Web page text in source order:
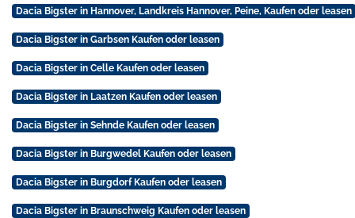
Dacia Bigster in Hannover, Landkreis Hannover, Peine, Kaufen oder leasen
Dacia Bigster in Garbsen Kaufen oder leasen
Dacia Bigster in Celle Kaufen oder leasen
Dacia Bigster in Laatzen Kaufen oder leasen
Dacia Bigster in Sehnde Kaufen oder leasen
Dacia Bigster in Burgwedel Kaufen oder leasen
Dacia Bigster in Burgdorf Kaufen oder leasen
Dacia Bigster in Braunschweig Kaufen oder leasen